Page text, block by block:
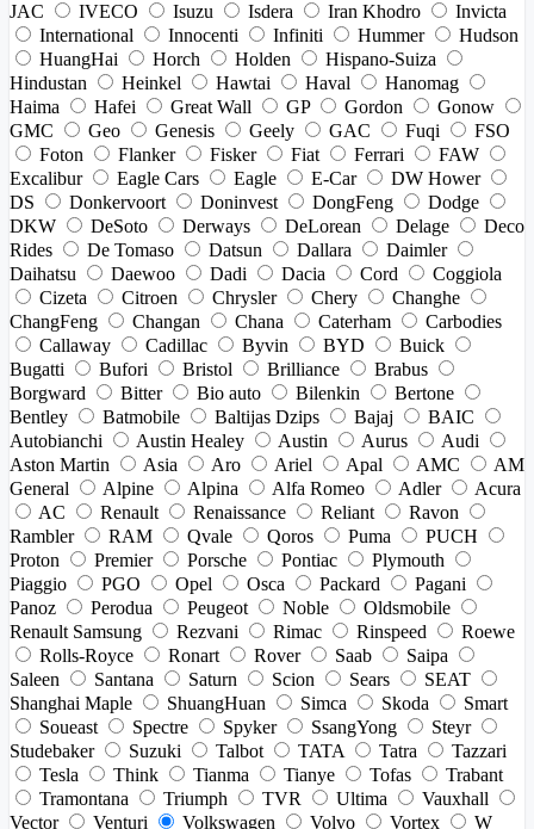
JAC
IVECO Isuzu Isdera Iran Khodro
Invicta
International
Innocenti Infiniti Hummer
Hudson
HuangHai
Horch Holden
Hispano-Suiza
Hindustan
Heinkel Hawtai Haval
Hanomag
Haima
Hafei Great Wall GP Gordon
Gonow
GMC
Geo Genesis Geely GAC Fuqi
FSO
Foton
Flanker Fisker Fiat Ferrari
FAW
Excalibur
Eagle Cars Eagle E-Car
DW Hower
DS
Donkervoort Doninvest DongFeng
Dodge
DKW
DeSoto Derways DeLorean Delage
Deco
Rides
De Tomaso Datsun Dallara
Daimler
Daihatsu
Daewoo Dadi Dacia Cord
Coggiola
Cizeta
Citroen Chrysler Chery
Changhe
ChangFeng
Changan Chana Caterham
Carbodies
Callaway
Cadillac Byvin BYD
Buick
Bugatti
Bufori Bristol Brilliance
Brabus
Borgward
Bitter Bio auto Bilenkin
Bertone
Bentley
Batmobile Baltijas Dzips Bajaj
BAIC
Autobianchi
Austin Healey Austin Aurus
Audi
Aston Martin
Asia Aro Ariel Apal AMC
AM
General
Alpine Alpina Alfa Romeo Adler
Acura
AC
Renault Renaissance Reliant
Ravon
Rambler
RAM Qvale Qoros Puma
PUCH
Proton
Premier Porsche Pontiac
Plymouth
Piaggio
PGO Opel Osca Packard
Pagani
Panoz
Perodua Peugeot Noble
Oldsmobile
Renault Samsung
Rezvani Rimac Rinspeed
Roewe
Rolls-Royce
Ronart Rover Saab
Saipa
Saleen
Santana Saturn Scion Sears
SEAT
Shanghai Maple
ShuangHuan Simca Skoda
Smart
Soueast
Spectre Spyker SsangYong
Steyr
Studebaker
Suzuki Talbot TATA Tatra
Tazzari
Tesla
Think Tianma Tianye Tofas
Trabant
Tramontana
Triumph TVR Ultima
Vauxhall
Vector
Venturi Volkswagen Volvo Vortex
W